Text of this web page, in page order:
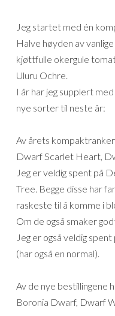
Jeg startet med én
Halve høyden av
kjøttfulle okergule
Uluru Ochre.
I år har jeg supplert
nye sorter til neste år:
Av årets
Dwarf Scarlet Heart,
Jeg er veldig spent på
Tree. Begge disse har
raskeste til å komme i
Om de også smaker
Jeg er også veldig
(har også en normal).
Av de nye bestillingene
Boronia Dwarf, Dwarf